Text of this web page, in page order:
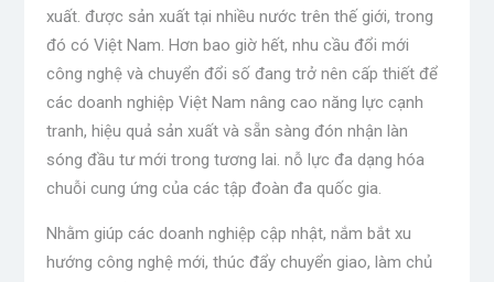
xuất. được sản xuất tại nhiều nước trên thế giới, trong
đó có Việt Nam. Hơn bao giờ hết, nhu cầu đổi mới
công nghệ và chuyển đổi số đang trở nên cấp thiết để
các doanh nghiệp Việt Nam nâng cao năng lực cạnh
tranh, hiệu quả sản xuất và sẵn sàng đón nhận làn
sóng đầu tư mới trong tương lai. nỗ lực đa dạng hóa
chuỗi cung ứng của các tập đoàn đa quốc gia.
Nhằm giúp các doanh nghiệp cập nhật, nắm bắt xu
hướng công nghệ mới, thúc đẩy chuyển giao, làm chủ